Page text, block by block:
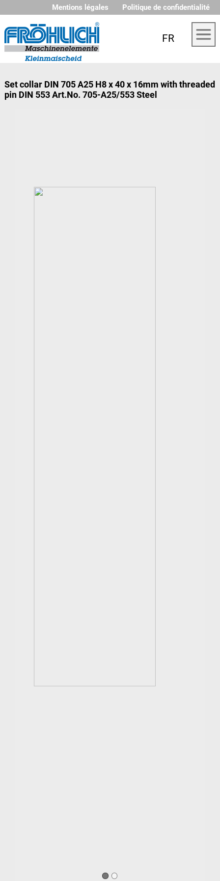
Mentions légales Politique de confidentialité
FR
Set collar DIN 705 A25 H8 x 40 x 16mm with threaded
pin DIN 553 Art.No. 705-A25/553 Steel